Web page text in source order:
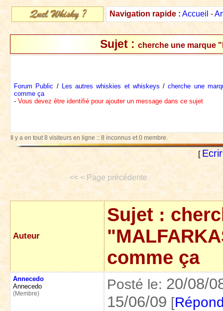
Navigation rapide : Accueil -
Sujet : cherche une marque
Forum Public / Les autres whiskies et whiskeys /cherche une
comme ça
- Vous devez être identifié pour ajouter un message dans ce sujet
Il y a en tout 8 visiteurs en ligne :: 8 inconnus et 0 membre.
[
<< < Page précédente
Auteur
Sujet :
comme ça
Annecedo
Annecedo
(Membre)
Posté le: 20/08/
15/06/09 [